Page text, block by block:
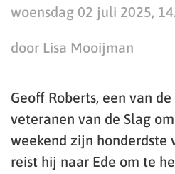
woensdag 02 juli 2025,
door Lisa Mooijman
Geoff Roberts, een van
veteranen van de Slag
weekend zijn honderdste
reist hij naar Ede om te